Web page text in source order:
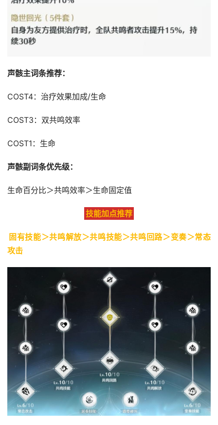
声骸主词条推荐：
COST4：治疗效果加成/生命
COST3：双共鸣效率
COST1：生命
声骸副词条优先级：
生命百分比＞共鸣效率＞生命固定值
技能加点推荐
固有技能＞共鸣解放＞共鸣技能＞共鸣回路＞变奏＞常态
攻击